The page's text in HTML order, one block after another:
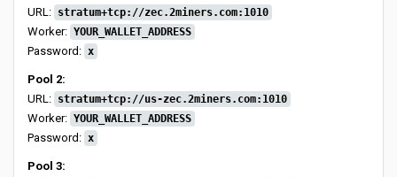
URL: stratum+tcp://zec.2miners.com:1010
Worker: YOUR_WALLET_ADDRESS
Password: x
Pool 2:
URL: stratum+tcp://us-zec.2miners.com:1010
Worker: YOUR_WALLET_ADDRESS
Password: x
Pool 3: